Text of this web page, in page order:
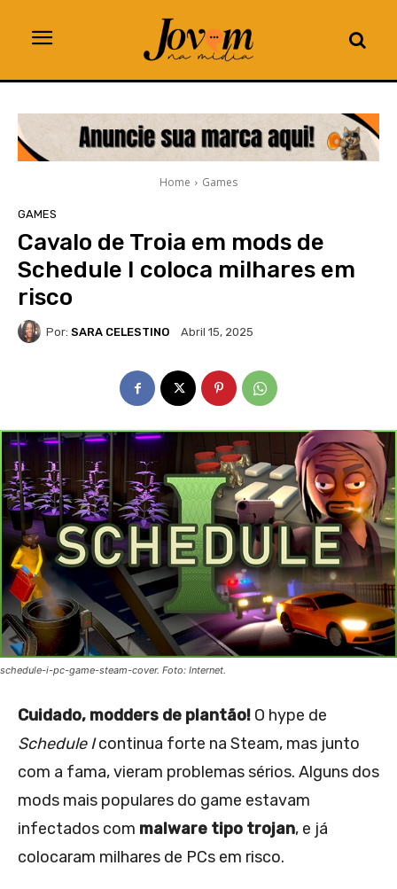
Home Games
GAMES
Cavalo de Troia em mods de
Schedule I coloca milhares em
risco
Por: SARA CELESTINO Abril 15, 2025
schedule-i-pc-game-steam-cover. Foto: Internet.
Cuidado, modders de plantão! O hype de
Schedule Icontinua forte na Steam, mas junto
com a fama, vieram problemas sérios. Alguns dos
mods mais populares do game estavam
infectados com malware tipo trojan, e já
colocaram milhares de PCs em risco.